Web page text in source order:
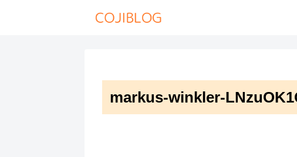
markus-winkler-